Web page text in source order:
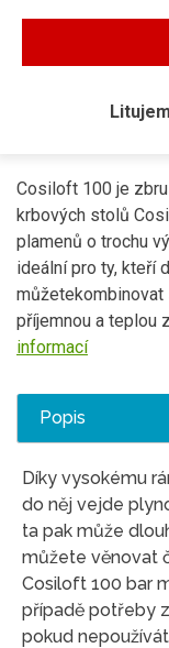
Cosiloft 100 je
krbových stolů
plamenů o trochu
ideální pro ty, kteří
příjemnou a teplou
informací
Popis
Díky vysokému
do něj vejde
ta pak může
můžete věnovat
Cosiloft 100 bar
případě potřeby
pokud